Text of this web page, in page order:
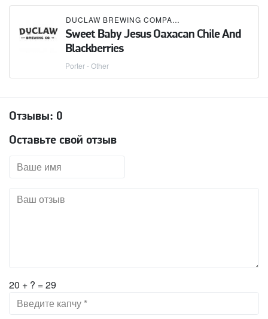
DUCLAW BREWING COMPANY
Sweet Baby Jesus Oaxacan Chile And
Blackberries
Porter - Other
Отзывы: 0
Оставьте свой отзыв
20 + ? = 29